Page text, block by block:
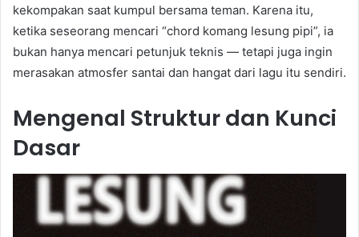
kekompakan saat kumpul bersama teman. Karena itu,
ketika seseorang mencari “chord komang lesung pipi”, ia
bukan hanya mencari petunjuk teknis — tetapi juga ingin
merasakan atmosfer santai dan hangat dari lagu itu sendiri.
Mengenal Struktur dan Kunci
Dasar